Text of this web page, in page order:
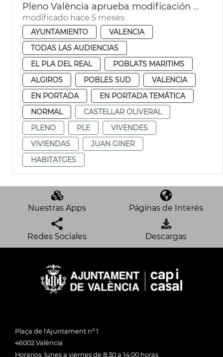
Pleno València aprueba modificación PGOU cambio uso parcelas Telefónica
modificado hace 5 meses
AYUNTAMIENTO
VALENCIA
TODAS LAS AUDIENCIAS
EL PLA DEL REAL
POBLATS MARITIMS
ALGIROS
POBLES SUD
VALENCIA
EN PORTADA
EN PORTADA TEMÁTICA
NORMAL
CASTELLAR OLIVERAL
PLENO
PLE
VIVENDES
VIVIENDAS
JUAN GINER
HABITATGES
Nuestras Apps Páginas de Interés
Redes Sociales Descargas
Plaça de l'Ajuntament nº 1
46002 València
Horarios: lunes a viernes de 8:30 a 14:00 horas